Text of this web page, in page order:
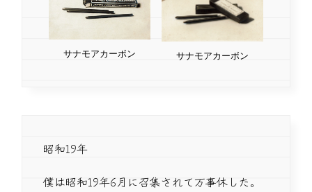
サナモアカーボン サナモアカーボン
昭和19年
僕は昭和19年6月に召集されて万事休した。